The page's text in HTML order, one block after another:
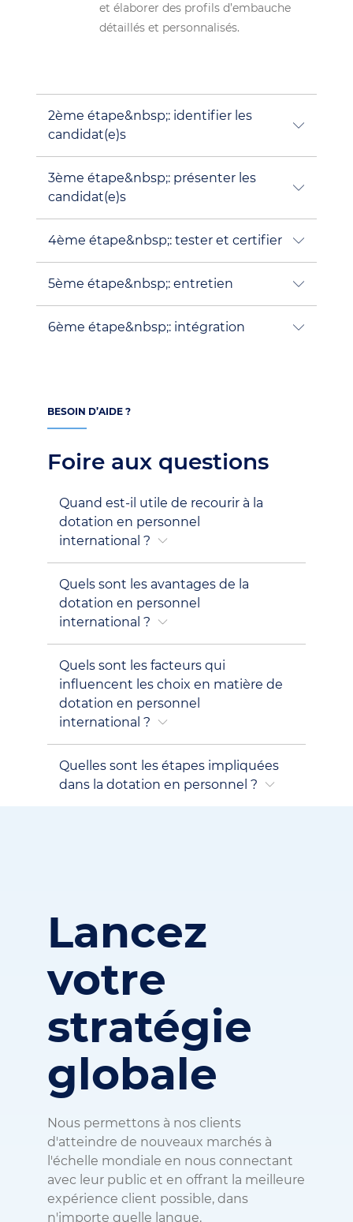
et élaborer des profils d’embauche
détaillés et personnalisés.
2ème étape&nbsp;: identifier les
candidat(e)s
3ème étape&nbsp;: présenter les
candidat(e)s
4ème étape&nbsp;: tester et certifier
5ème étape&nbsp;: entretien
6ème étape&nbsp;: intégration
BESOIN D’AIDE ?
Foire aux questions
Quand est-il utile de recourir à la
dotation en personnel
international ?
Quels sont les avantages de la
dotation en personnel
international ?
Quels sont les facteurs qui
influencent les choix en matière de
dotation en personnel
international ?
Quelles sont les étapes impliquées
dans la dotation en personnel ?
Lancez
votre
stratégie
globale
Nous permettons à nos clients
d'atteindre de nouveaux marchés à
l'échelle mondiale en nous connectant
avec leur public et en offrant la meilleure
expérience client possible, dans
n'importe quelle langue.